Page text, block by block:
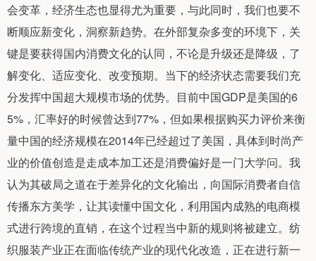
会变革，经济生态也显得尤为重要，与此同时，我们也要不
断顺应新变化，洞察新趋势。在外部复杂多变的环境下，关
键是要获得国内消费文化的认同，不论是升级还是降级，了
解变化、适应变化、改变预期。当下的经济状态需要我们充
分发挥中国超大规模市场的优势。目前中国GDP是美国的6
5%，汇率好的时候曾达到77%，但如果根据购买力评价来衡
量中国的经济规模在2014年已经超过了美国，具体到时尚产
业的价值创造是走成本加工还是消费偏好是一门大学问。我
认为其破局之道在于差异化的文化输出，向国际消费者自信
传播东方美学，让其读懂中国文化，利用国内成熟的电商模
式进行跨境的直销，在这个过程当中新的规则将被建立。纺
织服装产业正在面临传统产业的现代化改造，正在进行新一